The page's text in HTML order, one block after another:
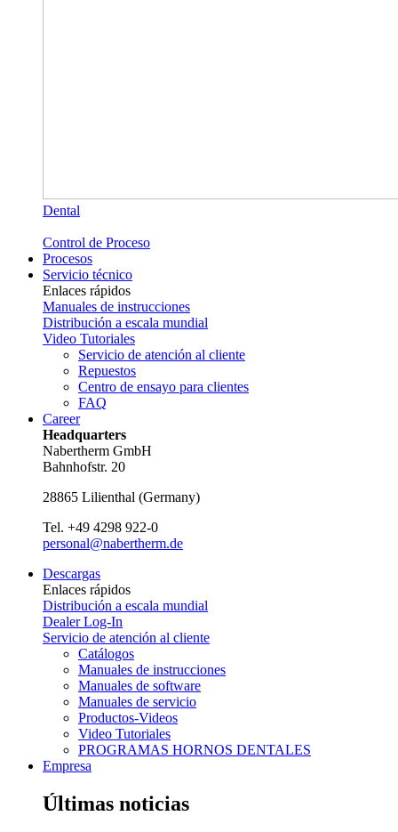
Dental
Control de Proceso
Procesos
Servicio técnico
Enlaces rápidos
Manuales de instrucciones
Distribución a escala mundial
Video Tutoriales
Servicio de atención al cliente
Repuestos
Centro de ensayo para clientes
FAQ
Career
Headquarters
Nabertherm GmbH
Bahnhofstr. 20
28865 Lilienthal (Germany)
Tel. +49 4298 922-0
personal@nabertherm.de
Descargas
Enlaces rápidos
Distribución a escala mundial
Dealer Log-In
Servicio de atención al cliente
Catálogos
Manuales de instrucciones
Manuales de software
Manuales de servicio
Productos-Videos
Video Tutoriales
PROGRAMAS HORNOS DENTALES
Empresa
Últimas noticias